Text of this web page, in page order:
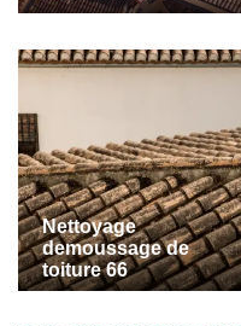
Nettoyage
demoussage de
toiture 66